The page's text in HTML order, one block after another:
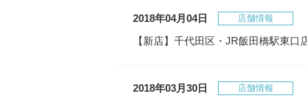
2018年04月04日 店舗情報
【新店】千代田区・JR飯田橋駅東
2018年03月30日 店舗情報